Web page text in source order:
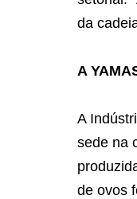
da
A
A
sede na
de ovos